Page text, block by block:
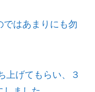
ではあまりにも勿
上げてもらい、３